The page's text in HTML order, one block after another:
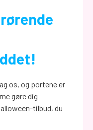
os, og portene er
gøre dig
tilbud, du